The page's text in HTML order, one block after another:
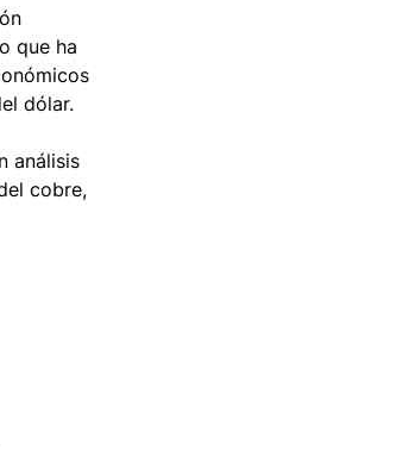
que ha
dólar.
análisis
cobre,